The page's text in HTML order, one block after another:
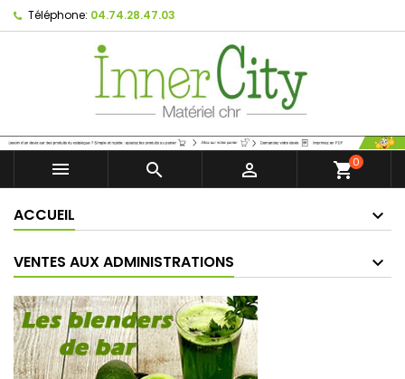
Téléphone: 04.74.28.47.03
   shopping_cart0
ACCUEIL
VENTES AUX ADMINISTRATIONS